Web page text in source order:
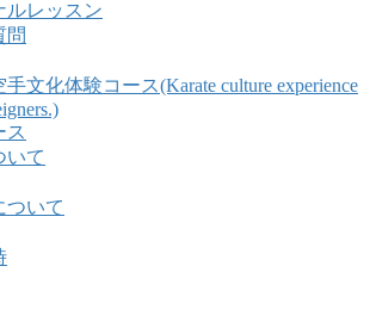
ルレッスン
問
文化体験コース(Karate culture experience
ス
いて
ついて